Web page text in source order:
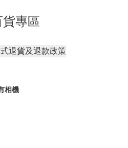
專區
退貨及退款政策
相機